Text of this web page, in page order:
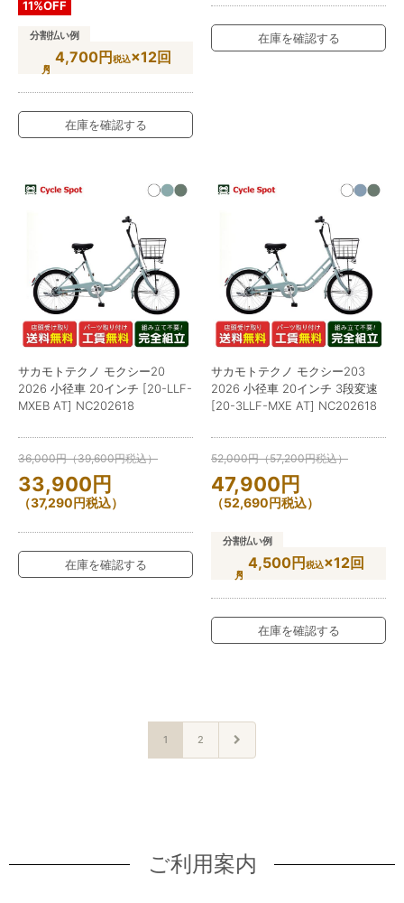
11%OFF
分割払い例
4,700円税込×12回
在庫を確認する
在庫を確認する
サカモトテクノ モクシー20
2026 小径車 20インチ [20-LLF-
MXEB AT] NC202618
36,000円（39,600円税込）
33,900円
（37,290円税込）
在庫を確認する
サカモトテクノ モクシー203
2026 小径車 20インチ 3段変速
[20-3LLF-MXE AT] NC202618
52,000円（57,200円税込）
47,900円
（52,690円税込）
分割払い例
4,500円税込×12回
在庫を確認する
1 2
ご利用案内